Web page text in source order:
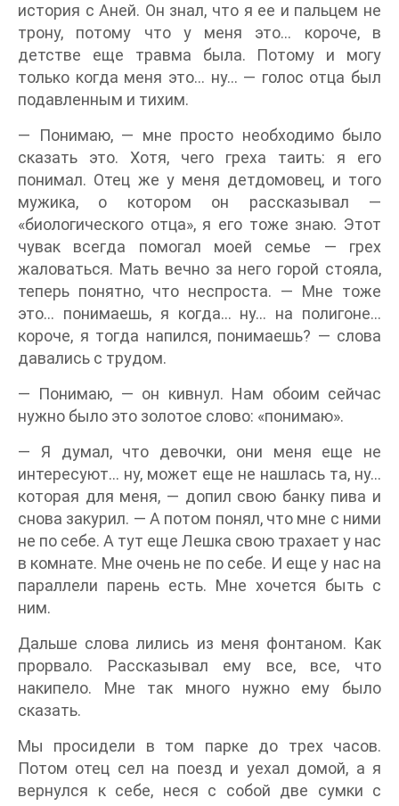
история с Аней. Он знал, что я ее и пальцем не
трону, потому что у меня это… короче, в
детстве еще травма была. Потому и могу
только когда меня это… ну… — голос отца был
подавленным и тихим.
— Понимаю, — мне просто необходимо было
сказать это. Хотя, чего греха таить: я его
понимал. Отец же у меня детдомовец, и того
мужика, о котором он рассказывал —
«биологического отца», я его тоже знаю. Этот
чувак всегда помогал моей семье — грех
жаловаться. Мать вечно за него горой стояла,
теперь понятно, что неспроста. — Мне тоже
это… понимаешь, я когда… ну… на полигоне…
короче, я тогда напился, понимаешь? — слова
давались с трудом.
— Понимаю, — он кивнул. Нам обоим сейчас
нужно было это золотое слово: «понимаю».
— Я думал, что девочки, они меня еще не
интересуют… ну, может еще не нашлась та, ну…
которая для меня, — допил свою банку пива и
снова закурил. — А потом понял, что мне с ними
не по себе. А тут еще Лешка свою трахает у нас
в комнате. Мне очень не по себе. И еще у нас на
параллели парень есть. Мне хочется быть с
ним.
Дальше слова лились из меня фонтаном. Как
прорвало. Рассказывал ему все, все, что
накипело. Мне так много нужно ему было
сказать.
Мы просидели в том парке до трех часов.
Потом отец сел на поезд и уехал домой, а я
вернулся к себе, неся с собой две сумки с